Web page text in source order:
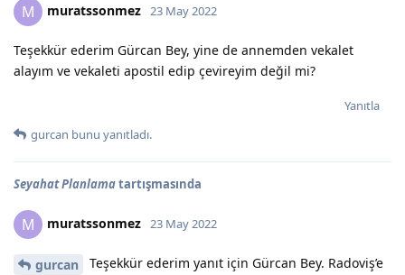
M muratssonmez 23 May 2022
Teşekkür ederim Gürcan Bey, yine de annemden vekalet
alayım ve vekaleti apostil edip çevireyim değil mi?
Yanıtla
gurcan bunu yanıtladı.
Seyahat Planlamatartışmasında
M muratssonmez 23 May 2022
gurcan
Teşekkür ederim yanıt için Gürcan Bey. Radoviş’e